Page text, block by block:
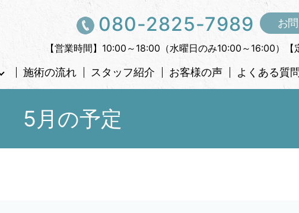
080-2825-7989 お
【営業時間】10:00～18:00（水曜日のみ10:00～16:00）【
施術の流れ スタッフ紹介 お客様の声 よくある質問
5月の予定